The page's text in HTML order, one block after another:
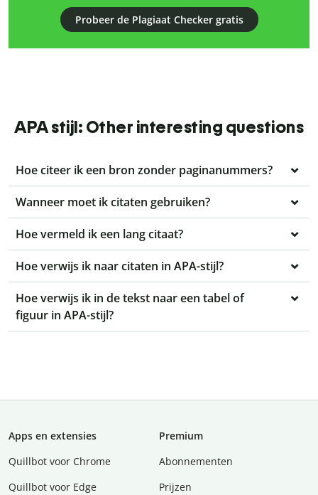
Probeer de Plagiaat Checker gratis
APA stijl: Other interesting questions
Hoe citeer ik een bron zonder paginanummers?
Wanneer moet ik citaten gebruiken?
Hoe vermeld ik een lang citaat?
Hoe verwijs ik naar citaten in APA-stijl?
Hoe verwijs ik in de tekst naar een tabel of
figuur in APA-stijl?
Apps en extensies
Quillbot voor Chrome
Quillbot voor Edge
Premium
Abonnementen
Prijzen